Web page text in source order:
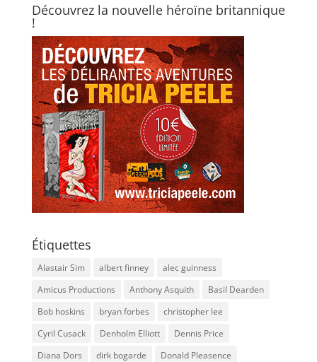
Découvrez la nouvelle héroïne britannique
!
Étiquettes
Alastair Sim albert finney
alec guinness
Amicus Productions
Anthony Asquith
Basil Dearden
Bob hoskins
bryan forbes
christopher lee
Cyril Cusack
Denholm Elliott
Dennis Price
Diana Dors
dirk bogarde
Donald Pleasence